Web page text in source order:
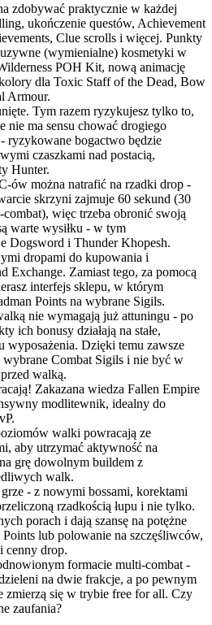
zdobywać praktycznie w każdej
ukończenie questów, Achievement
Clue scrolls i więcej. Punkty
(wymienialne) kosmetyki w
POH Kit, nową animację
dla Toxic Staff of the Dead, Bow
Armour.
Tym razem ryzykujesz tylko to,
nie ma sensu chować drogiego
ryzykowane bogactwo będzie
czaszkami nad postacią,
Hunter.
ów można natrafić na rzadki drop -
skrzyni zajmuje 60 sekund (30
więc trzeba obronić swoją
warte wysiłku - w tym
Dogsword i Thunder Khopesh.
dropami do kupowania i
Exchange. Zamiast tego, za pomocą
interfejs sklepu, w którym
Points na wybrane Sigils.
nie wymagają już attuningu - po
ich bonusy działają na stałe,
wyposażenia. Dzięki temu zawsze
wybrane Combat Sigils i nie być w
walką.
Zakazana wiedza Fallen Empire
modlitewnik, idealny do
walki powracają ze
aby utrzymać aktywność na
grę dowolnym buildem z
walk.
- z nowymi bossami, korektami
rzadkością łupu i nie tylko.
porach i dają szansę na potężne
lub polowanie na szczęśliwców,
cenny drop.
formacie multi-combat -
na dwie frakcje, a po pewnym
zmierzą się w trybie free for all. Czy
zaufania?